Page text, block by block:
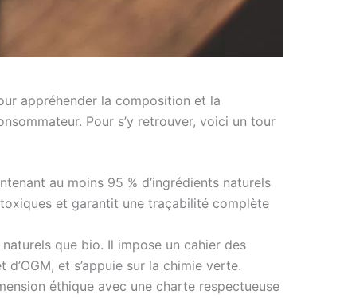
appréhender la composition et la
Pour s’y retrouver, voici un tour
au moins 95 % d’ingrédients naturels
et garantit une traçabilité complète
que bio. Il impose un cahier des
et s’appuie sur la chimie verte.
éthique avec une charte respectueuse